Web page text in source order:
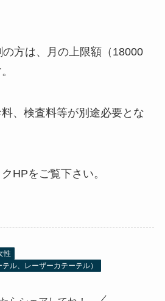
の方は、月の上限額（18000
、検査料等が別途必要とな
HPをご覧下さい。
性
ル、レーザーカテーテル）